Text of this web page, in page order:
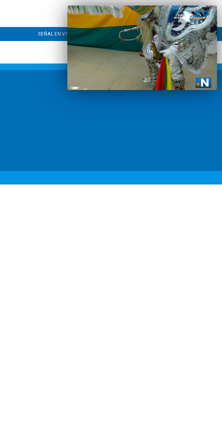
SEÑAL EN VIVO CONTACTO LÍNEA EDITORIAL